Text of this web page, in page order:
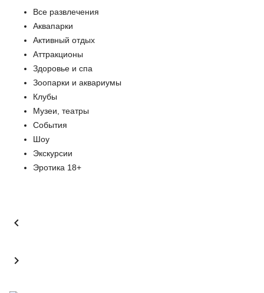
Все развлечения
Аквапарки
Активный отдых
Аттракционы
Здоровье и спа
Зоопарки и аквариумы
Клубы
Музеи, театры
События
Шоу
Экскурсии
Эротика 18+

